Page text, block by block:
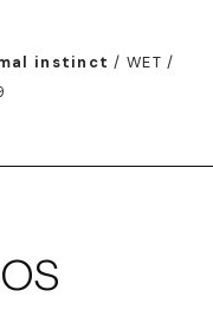
instinct /WET /